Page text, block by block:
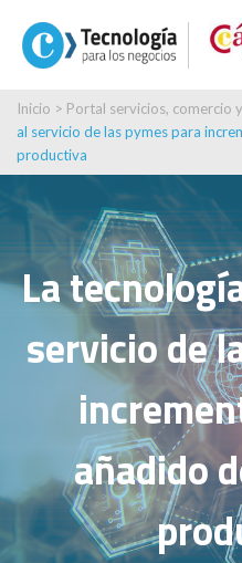
Inicio > Portal servicios, comercio
al servicio de las pymes para
productiva
La
servicio de
añadido